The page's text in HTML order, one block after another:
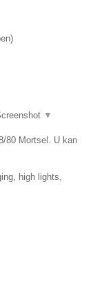
)
▼
80 Mortsel. U kan
high lights,